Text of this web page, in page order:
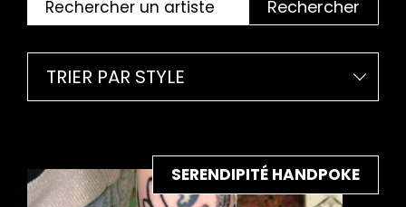
Rechercher
TRIER PAR STYLE
SERENDIPITÉ HANDPOKE